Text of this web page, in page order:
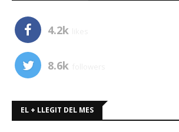
4.2k
8.6k
EL + LLEGIT DEL MES